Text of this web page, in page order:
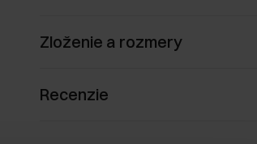
Zloženie a rozmery
Recenzie